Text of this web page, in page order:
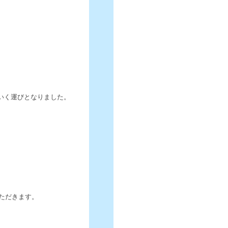
運びとなりました。
きます。